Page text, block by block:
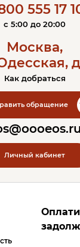
555 17
c 5:00 до 20:00
Москва,
Как добраться
обращение
Личный кабинет